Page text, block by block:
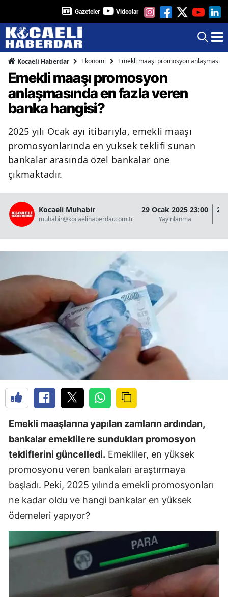
Gazeteler Videolar
Kocaeli Haberdar Ekonomi Emekli maaşı promosyon
Emekli maaşı promosyon
anlaşmasında en fazla veren
banka hangisi?
2025 yılı Ocak ayı itibarıyla, emekli maaşı
promosyonlarında en yüksek teklifi sunan
bankalar arasında özel bankalar öne
çıkmaktadır.
Kocaeli Muhabir
muhabir@kocaelihaberdar.com.tr
29 Ocak 2025 23:00
Yayınlanma
29
Emekli maaşlarına yapılan zamların ardından,
bankalar emeklilere sundukları promosyon
tekliflerini güncelledi. Emekliler, en yüksek
promosyonu veren bankaları araştırmaya
başladı. Peki, 2025 yılında emekli promosyonları
ne kadar oldu ve hangi bankalar en yüksek
ödemeleri yapıyor?